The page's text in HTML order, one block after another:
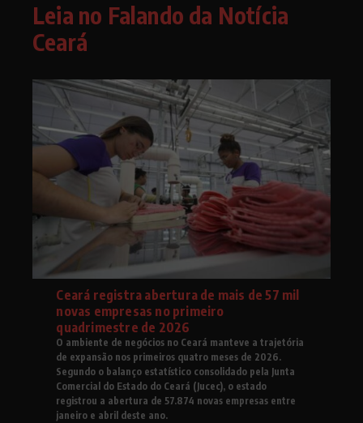
Leia no Falando da Notícia
Ceará
Ceará registra abertura de mais de 57 mil
novas empresas no primeiro
quadrimestre de 2026
O ambiente de negócios no Ceará manteve a trajetória
de expansão nos primeiros quatro meses de 2026.
Segundo o balanço estatístico consolidado pela Junta
Comercial do Estado do Ceará (Jucec), o estado
registrou a abertura de 57.874 novas empresas entre
janeiro e abril deste ano.